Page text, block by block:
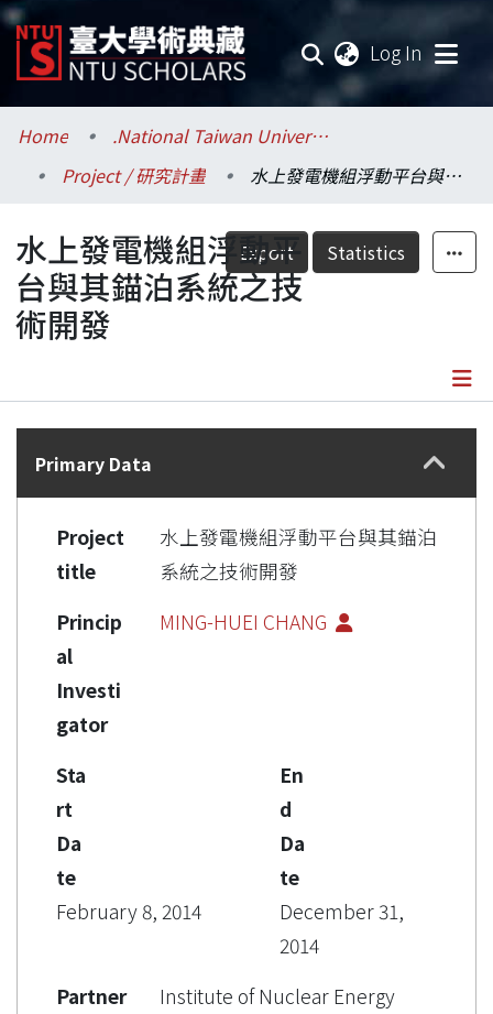
Log In
Communities & Collections
Research Outputs
Fundings & Projects
Researchers
Statistics
Home
.National Taiwan University / 國立臺灣大學
Project / 研究計畫
水上發電機組浮動平台與其錨泊系統之技術開發
Export Statistics
水上發電機組浮動平
台與其錨泊系統之技
術開發
Details
Primary Data
Project
title
水上發電機組浮動平台與其錨泊
系統之技術開發
Princip
al
Investi
gator
MING-HUEI CHANG
Sta
rt
Da
te
February 8, 2014
En
d
Da
te
December 31,
2014
Partner
Institute of Nuclear Energy